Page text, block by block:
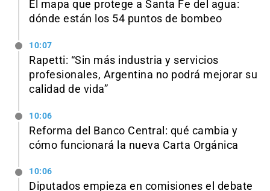
El mapa que protege a Santa Fe del agua:
dónde están los 54 puntos de bombeo
10:07
Rapetti: “Sin más industria y servicios
profesionales, Argentina no podrá mejorar su
calidad de vida”
10:06
Reforma del Banco Central: qué cambia y
cómo funcionará la nueva Carta Orgánica
10:06
Diputados empieza en comisiones el debate